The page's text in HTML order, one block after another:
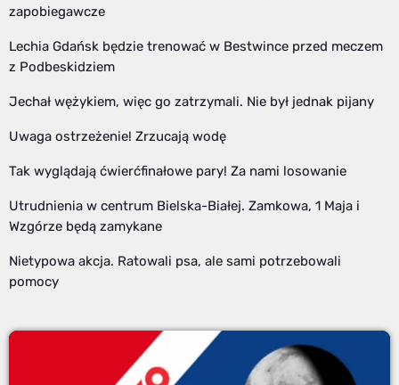
zapobiegawcze
Lechia Gdańsk będzie trenować w Bestwince przed meczem
z Podbeskidziem
Jechał wężykiem, więc go zatrzymali. Nie był jednak pijany
Uwaga ostrzeżenie! Zrzucają wodę
Tak wyglądają ćwierćfinałowe pary! Za nami losowanie
Utrudnienia w centrum Bielska-Białej. Zamkowa, 1 Maja i
Wzgórze będą zamykane
Nietypowa akcja. Ratowali psa, ale sami potrzebowali
pomocy